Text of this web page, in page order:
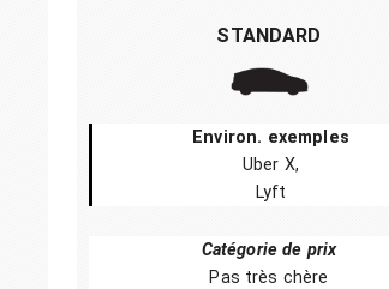
STANDARD
Environ. exemples
Uber X,
Lyft
Catégorie de prix
Pas très chère